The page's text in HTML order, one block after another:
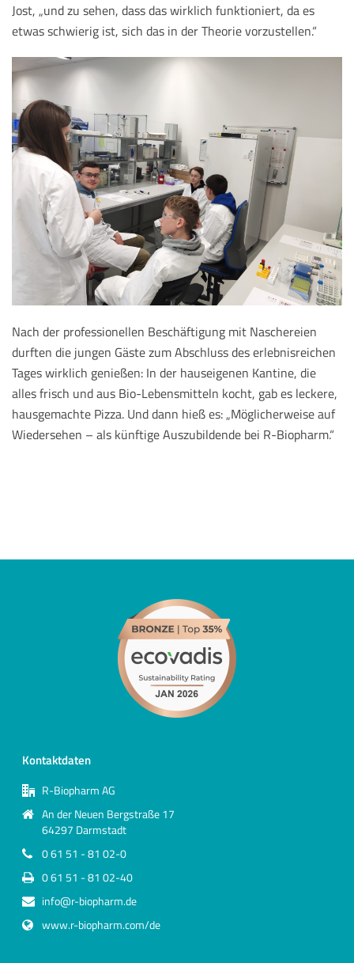
Jost, „und zu sehen, dass das wirklich funktioniert, da es
etwas schwierig ist, sich das in der Theorie vorzustellen.“
Nach der professionellen Beschäftigung mit Naschereien
durften die jungen Gäste zum Abschluss des erlebnisreichen
Tages wirklich genießen: In der hauseigenen Kantine, die
alles frisch und aus Bio-Lebensmitteln kocht, gab es leckere,
hausgemachte Pizza. Und dann hieß es: „Möglicherweise auf
Wiedersehen – als künftige Auszubildende bei R-Biopharm.“
Kontaktdaten
R-Biopharm AG
An der Neuen Bergstraße 17
64297 Darmstadt
0 61 51 - 81 02-0
0 61 51 - 81 02-40
info@r-biopharm.de
www.r-biopharm.com/de